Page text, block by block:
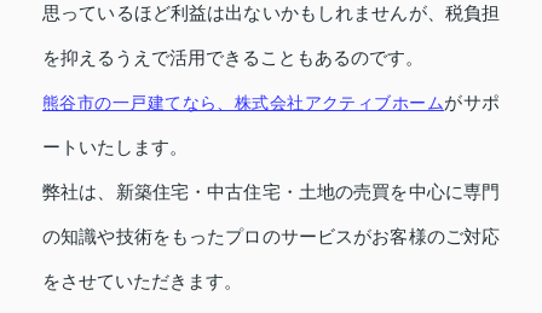
思っているほど利益は出ないかもしれませんが、税負担
を抑えるうえで活用できることもあるのです。
熊谷市の一戸建てなら、株式会社アクティブホームがサポ
ートいたします。
弊社は、新築住宅・中古住宅・土地の売買を中心に専門
の知識や技術をもったプロのサービスがお客様のご対応
をさせていただきます。